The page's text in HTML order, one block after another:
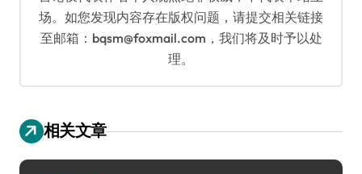
场。如您发现内容存在版权问题，请提交相关链接
至邮箱：bqsm@foxmail.com，我们将及时予以处
理。
相关文章